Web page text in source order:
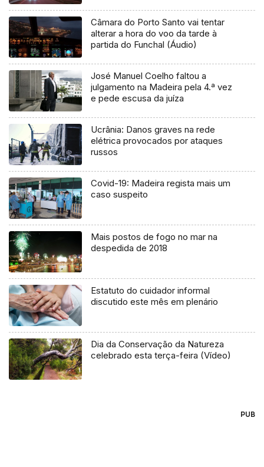
Câmara do Porto Santo vai tentar
alterar a hora do voo da tarde à
partida do Funchal (Áudio)
José Manuel Coelho faltou a
julgamento na Madeira pela 4.ª vez
e pede escusa da juíza
Ucrânia: Danos graves na rede
elétrica provocados por ataques
russos
Covid-19: Madeira regista mais um
caso suspeito
Mais postos de fogo no mar na
despedida de 2018
Estatuto do cuidador informal
discutido este mês em plenário
Dia da Conservação da Natureza
celebrado esta terça-feira (Vídeo)
PUB